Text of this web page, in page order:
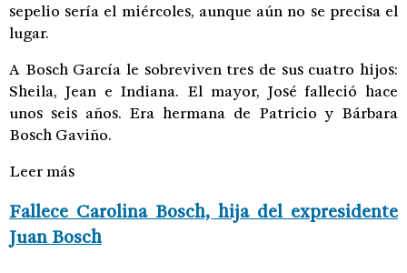
sepelio sería el miércoles, aunque aún no se precisa el
lugar.
A Bosch García le sobreviven tres de sus cuatro hijos:
Sheila, Jean e Indiana. El mayor, José falleció hace
unos seis años. Era hermana de Patricio y Bárbara
Bosch Gaviño.
Leer más
Fallece Carolina Bosch, hija del expresidente
Juan Bosch